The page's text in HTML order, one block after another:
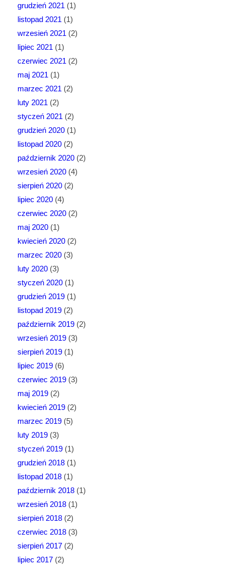
grudzień 2021 (1)
listopad 2021 (1)
wrzesień 2021 (2)
lipiec 2021 (1)
czerwiec 2021 (2)
maj 2021 (1)
marzec 2021 (2)
luty 2021 (2)
styczeń 2021 (2)
grudzień 2020(1)
listopad 2020(2)
październik 2020(2)
wrzesień 2020(4)
sierpień 2020(2)
lipiec 2020(4)
czerwiec 2020(2)
maj 2020(1)
kwiecień 2020(2)
marzec 2020(3)
luty 2020(3)
styczeń 2020(1)
grudzień 2019(1)
listopad 2019(2)
październik 2019(2)
wrzesień 2019(3)
sierpień 2019(1)
lipiec 2019(6)
czerwiec 2019(3)
maj 2019(2)
kwiecień 2019(2)
marzec 2019(5)
luty 2019(3)
styczeń 2019(1)
grudzień 2018(1)
listopad 2018(1)
październik 2018(1)
wrzesień 2018(1)
sierpień 2018(2)
czerwiec 2018(3)
sierpień 2017(2)
lipiec 2017(2)